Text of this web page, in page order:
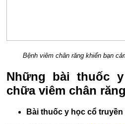
Bệnh viêm chân răng khiến bạn
Những bài thuốc
chữa viêm chân răng
Bài thuốc y học cổ